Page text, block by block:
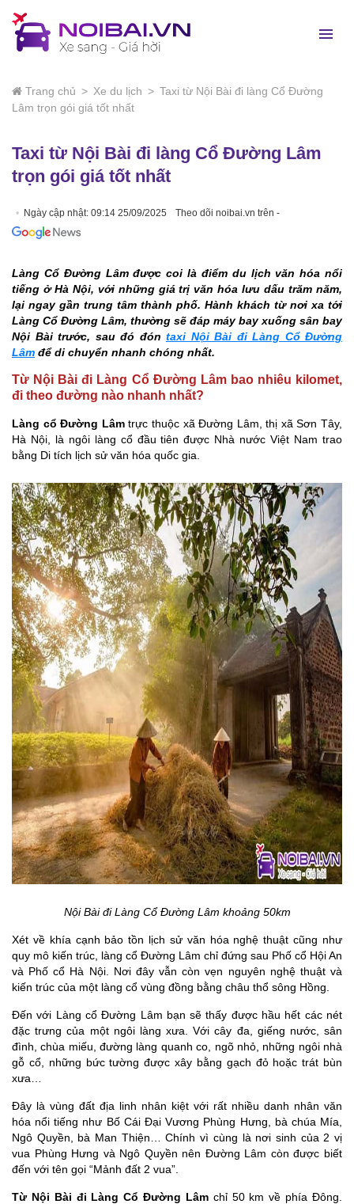
Trang chủ > Xe du lịch > Taxi từ Nội Bài đi làng Cổ Đường
Lâm trọn gói giá tốt nhất
Taxi từ Nội Bài đi làng Cổ Đường Lâm
trọn gói giá tốt nhất
Ngày cập nhật: 09:14 25/09/2025 Theo dõi noibai.vn trên -
Làng Cổ Đường Lâm được coi là điểm du lịch văn hóa nổi
tiếng ở Hà Nội, với những giá trị văn hóa lưu dấu trăm năm,
lại ngay gần trung tâm thành phố. Hành khách từ nơi xa tới
Làng Cổ Đường Lâm, thường sẽ đáp máy bay xuống sân bay
Nội Bài trước, sau đó đón taxi Nội Bài đi Làng Cổ Đường
Lâm để di chuyển nhanh chóng nhất.
Từ Nội Bài đi Làng Cổ Đường Lâm bao nhiêu kilomet,
đi theo đường nào nhanh nhất?
Làng cổ Đường Lâmtrực thuộc xã Đường Lâm, thị xã Sơn Tây,
Hà Nội, là ngôi làng cổ đầu tiên được Nhà nước Việt Nam trao
bằng Di tích lịch sử văn hóa quốc gia.
Nội Bài đi Làng Cổ Đường Lâm khoảng 50km
Xét về khía cạnh bảo tồn lịch sử văn hóa nghệ thuật cũng như
quy mô kiến trúc, làng cổ Đường Lâm chỉ đứng sau Phố cổ Hội An
và Phố cổ Hà Nội. Nơi đây vẫn còn vẹn nguyên nghệ thuật và
kiến trúc của một làng cổ vùng đồng bằng châu thổ sông Hồng.
Đến với Làng cổ Đường Lâm bạn sẽ thấy được hầu hết các nét
đặc trưng của một ngôi làng xưa. Với cây đa, giếng nước, sân
đình, chùa miếu, đường làng quanh co, ngõ nhỏ, những ngôi nhà
gỗ cổ, những bức tường được xây bằng gạch đỏ hoặc trát bùn
xưa…
Đây là vùng đất địa linh nhân kiệt với rất nhiều danh nhân văn
hóa nổi tiếng như Bố Cái Đại Vương Phùng Hưng, bà chúa Mía,
Ngô Quyền, bà Man Thiện… Chính vì cùng là nơi sinh của 2 vị
vua Phùng Hưng và Ngô Quyền nên Đường Lâm còn được biết
đến với tên gọi “Mảnh đất 2 vua”.
Từ Nội Bài đi Làng Cổ Đường Lâm chỉ 50 km về phía Đông.